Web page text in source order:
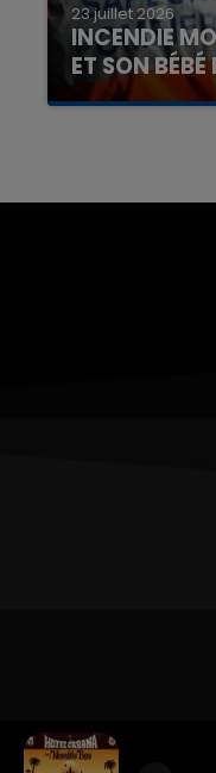
23 juillet 2026
INCENDIE
ET SON
Un homme